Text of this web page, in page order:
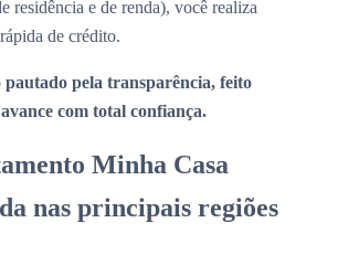
residência e de renda), você realiza
de crédito.
pautado pela transparência, feito
com total confiança.
Minha Casa
nas principais regiões